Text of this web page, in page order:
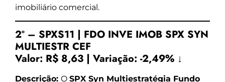
imobiliário comercial.
2º – SPXS11 | FDO INVE IMOB SPX SYN
MULTIESTR CEF
Valor: R$ 8,63 | Variação: -2,49% ↓
Descrição: O SPX Syn Multiestratégia Fundo